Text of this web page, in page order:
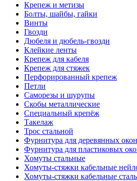
Крепеж и метизы
Болты, шайбы, гайки
Винты
Гвозди
Дюбеля и дюбель-гвозди
Клейкие ленты
Крепеж для кабеля
Крепеж для стяжек
Перфорированный крепеж
Петли
Саморезы и шурупы
Скобы металлические
Специальный крепёж
Такелаж
Трос стальной
Фурнитура для деревянных
Фурнитура для пластиковых
Хомуты стальные
Хомуты-стяжки кабельные
Хомуты-стяжки кабельные